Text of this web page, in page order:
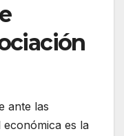
ante las
económica es la